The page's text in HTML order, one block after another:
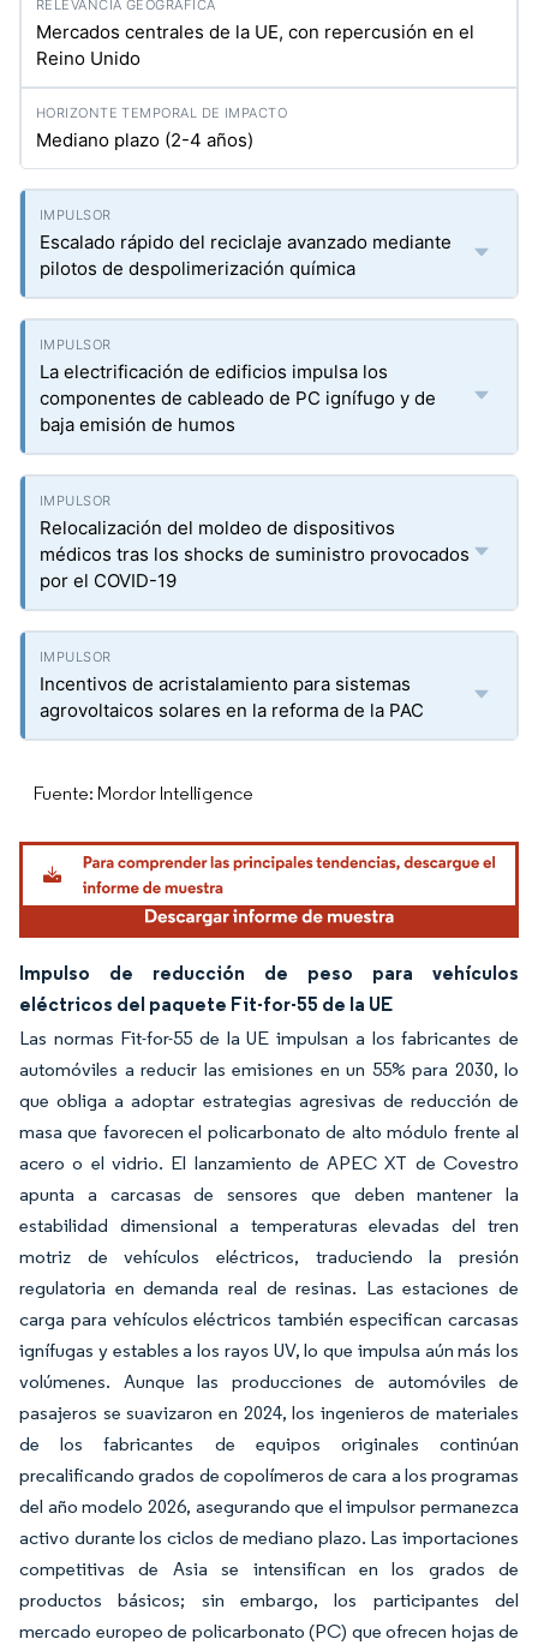
Mercados centrales de la UE, con repercusión en el
Reino Unido
Mediano plazo (2-4 años)
Escalado rápido del reciclaje avanzado mediante
pilotos de despolimerización química
La electrificación de edificios impulsa los
componentes de cableado de PC ignífugo y de
baja emisión de humos
Relocalización del moldeo de dispositivos
médicos tras los shocks de suministro provocados
por el COVID-19
Incentivos de acristalamiento para sistemas
agrovoltaicos solares en la reforma de la PAC
Fuente: Mordor Intelligence
Impulso de reducción de peso para vehículos
eléctricos del paquete Fit-for-55 de la UE
Las normas Fit-for-55 de la UE impulsan a los fabricantes de
automóviles a reducir las emisiones en un 55% para 2030, lo
que obliga a adoptar estrategias agresivas de reducción de
masa que favorecen el policarbonato de alto módulo frente al
acero o el vidrio. El lanzamiento de APEC XT de Covestro
apunta a carcasas de sensores que deben mantener la
estabilidad dimensional a temperaturas elevadas del tren
motriz de vehículos eléctricos, traduciendo la presión
regulatoria en demanda real de resinas. Las estaciones de
carga para vehículos eléctricos también especifican carcasas
ignífugas y estables a los rayos UV, lo que impulsa aún más los
volúmenes. Aunque las producciones de automóviles de
pasajeros se suavizaron en 2024, los ingenieros de materiales
de los fabricantes de equipos originales continúan
precalificando grados de copolímeros de cara a los programas
del año modelo 2026, asegurando que el impulsor permanezca
activo durante los ciclos de mediano plazo. Las importaciones
competitivas de Asia se intensifican en los grados de
productos básicos; sin embargo, los participantes del
mercado europeo de policarbonato (PC) que ofrecen hojas de